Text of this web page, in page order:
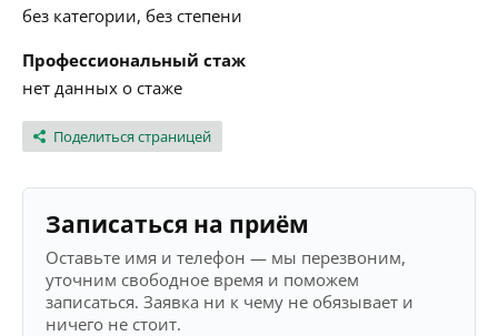
без категории, без степени
Профессиональный стаж
нет данных о стаже
Поделиться страницей
Записаться на приём
Оставьте имя и телефон — мы перезвоним,
уточним свободное время и поможем
записаться. Заявка ни к чему не обязывает и
ничего не стоит.